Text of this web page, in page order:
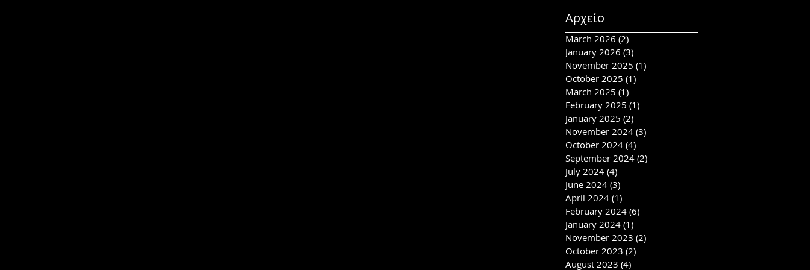
Αρχείο
March 2026 (2)
January 2026 (3)
November 2025 (1)
October 2025 (1)
March 2025 (1)
February 2025 (1)
January 2025 (2)
November 2024 (3)
October 2024 (4)
September 2024 (2)
July 2024 (4)
June 2024 (3)
April 2024 (1)
February 2024 (6)
January 2024 (1)
November 2023 (2)
October 2023 (2)
August 2023 (4)